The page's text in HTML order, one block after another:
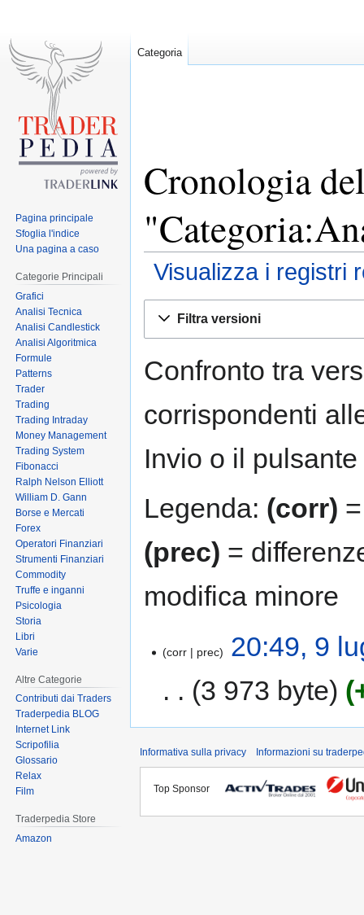
Cronologia
Visualizza i registri
Filtra versioni
Confronto tra
corrispondenti
Invio o il
Legenda: (corr)
(prec) =
modifica minore
corr prec
20:49, 9
3 973 byte
Categoria
Pagina principale
Sfoglia l'indice
Una pagina a caso
Categorie Principali
Grafici
Analisi Tecnica
Analisi Candlestick
Analisi Algoritmica
Formule
Patterns
Trader
Trading
Trading Intraday
Money Management
Trading System
Fibonacci
Ralph Nelson Elliott
William D. Gann
Borse e Mercati
Forex
Operatori Finanziari
Strumenti Finanziari
Commodity
Truffe e inganni
Psicologia
Storia
Libri
Varie
Altre Categorie
Contributi dai Traders
Traderpedia BLOG
Internet Link
Scripofilia
Glossario
Relax
Film
Traderpedia Store
Amazon
Informativa sulla privacy Informazioni su
Top Sponsor